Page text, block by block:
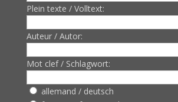
Plein texte / Volltext:
Auteur / Autor:
Mot clef / Schlagwort:
allemand / deutsch